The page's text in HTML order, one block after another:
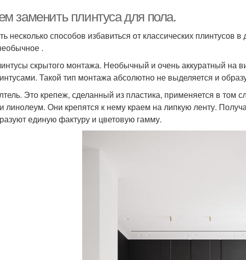
заменить плинтуса для пола.
несколько способов избавиться от классических плинтусов
.
скрытого монтажа. Необычный и очень аккуратный на
Такой тип монтажа абсолютно не выделяется и
Это крепеж, сделанный из пластика, применяется в том
линолеум. Они крепятся к нему краем на липкую ленту.
единую фактуру и цветовую гамму.